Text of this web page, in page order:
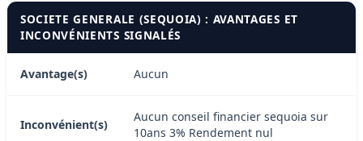
SOCIETE GENERALE (SEQUOIA) : AVANTAGES ET
INCONVÉNIENTS SIGNALÉS
Avantage(s) Aucun
Inconvénient(s)
Aucun conseil financier sequoia sur
10ans 3% Rendement nul